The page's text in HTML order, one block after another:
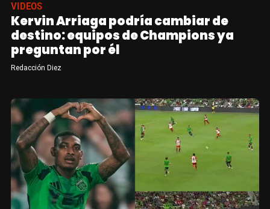
VIDEOS
Kervin Arriaga podría cambiar de
destino: equipos de Champions ya
preguntan por él
Redacción Diez